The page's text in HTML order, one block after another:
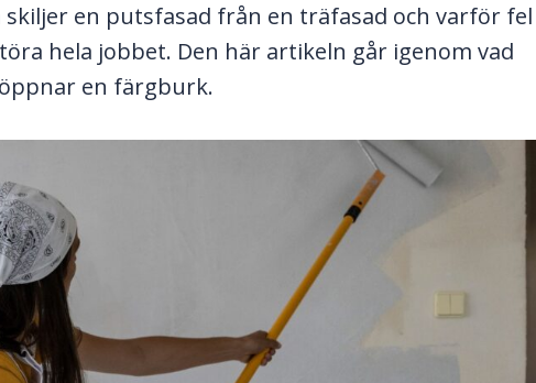
en putsfasad från en träfasad och varför fel
hela jobbet. Den här artikeln går igenom vad
en färgburk.